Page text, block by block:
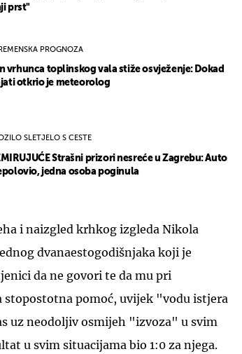
prst"
PROGNOZA
vrhunca toplinskog vala stiže osvježenje: Dokad
otkrio je meteorolog
SLETJELO S CESTE
Strašni prizori nesreće u Zagrebu: Auto
jedna osoba poginula
i naizgled krhkog izgleda Nikola
dvanaestogodišnjaka koji je
da ne govori te da mu pri
pomoć, uvijek "vodu istjera
uz neodoljiv osmijeh "izvoza" u svim
u svim situacijama bio 1:0 za njega.